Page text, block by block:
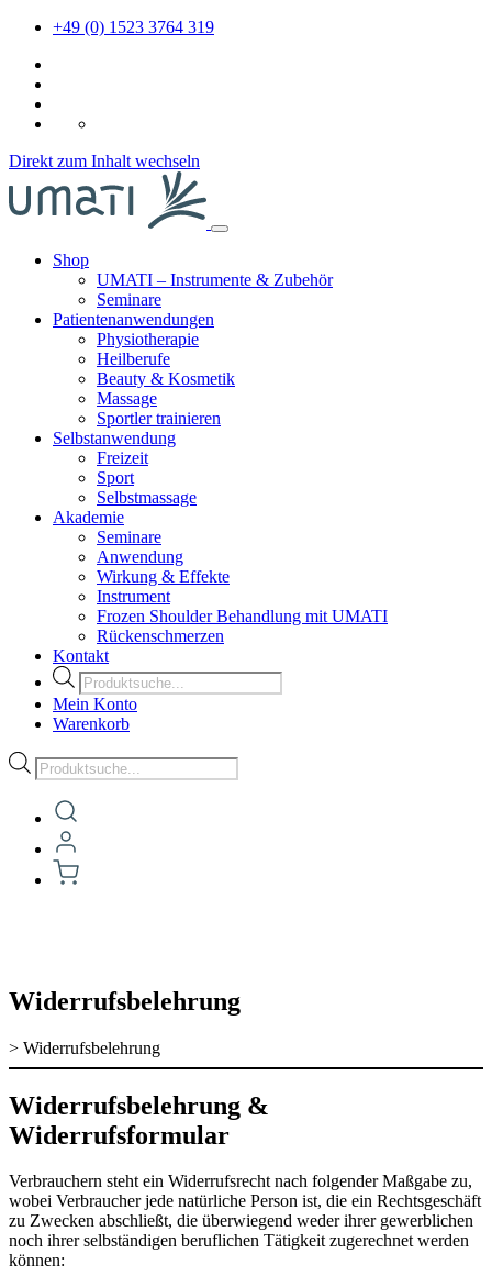
+49 (0) 1523 3764 319
Direkt zum Inhalt wechseln
Shop
UMATI – Instrumente & Zubehör
Seminare
Patientenanwendungen
Physiotherapie
Heilberufe
Beauty & Kosmetik
Massage
Sportler trainieren
Selbstanwendung
Freizeit
Sport
Selbstmassage
Akademie
Seminare
Anwendung
Wirkung & Effekte
Instrument
Frozen Shoulder Behandlung mit UMATI
Rückenschmerzen
Kontakt
Products
search
Mein Konto
Warenkorb
Products
search
Widerrufsbelehrung
> Widerrufsbelehrung
Widerrufsbelehrung &
Widerrufsformular
Verbrauchern steht ein Widerrufsrecht nach folgender Maßgabe zu,
wobei Verbraucher jede natürliche Person ist, die ein Rechtsgeschäft
zu Zwecken abschließt, die überwiegend weder ihrer gewerblichen
noch ihrer selbständigen beruflichen Tätigkeit zugerechnet werden
können: